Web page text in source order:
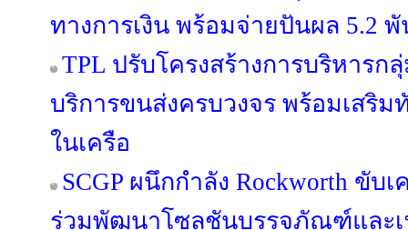
ทางการเงิน พร้อมจ่ายปันผล 5.2
TPL ปรับโครงสร้างการบริหาร
บริการขนส่งครบวงจร พร้อมเสริม
ในเครือ
SCGP ผนึกกำลัง Rockworth ขับ
ร่วมพัฒนาโซลูชันบรรจุภัณฑ์และเ